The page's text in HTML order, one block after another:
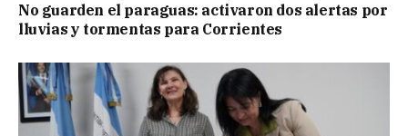
No guarden el paraguas: activaron dos alertas por
lluvias y tormentas para Corrientes